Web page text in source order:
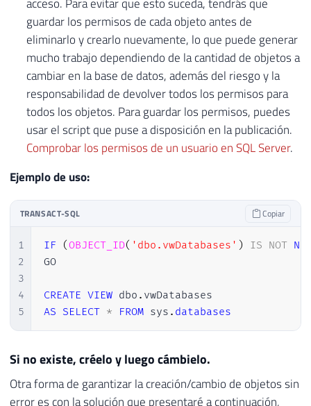
guardar los permisos de cada objeto antes de
eliminarlo y crearlo nuevamente, lo que puede generar
mucho trabajo dependiendo de la cantidad de objetos a
cambiar en la base de datos, además del riesgo y la
responsabilidad de devolver todos los permisos para
todos los objetos. Para guardar los permisos, puedes
usar el script que puse a disposición en la publicación.
Comprobar los permisos de un usuario en SQL Server.
Ejemplo de uso:
TRANSACT-SQL Copiar
1
2
3
4
5
IF (OBJECT_ID( 'dbo.vwDatabases' ) IS NOT
GO
CREATE VIEW dbo .
AS SELECT * FROM sys . databases
Si no existe, créelo y luego cámbielo.
Otra forma de garantizar la creación/cambio de objetos sin
error es con la solución que presentaré a continuación,